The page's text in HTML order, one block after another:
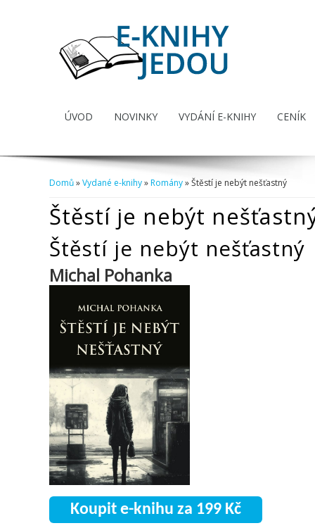
ÚVOD NOVINKY VYDÁNÍ E-KNIHY CENÍK
Domů»Vydané e-knihy»Romány» Štěstí je nebýt nešťastný
Štěstí je nebýt
Štěstí je nebýt nešťastný
Michal Pohanka
Koupit e-knihu za 199 Kč